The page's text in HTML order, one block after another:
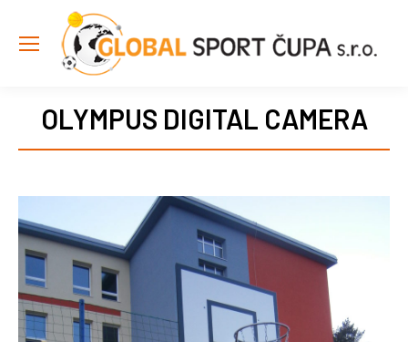
OLYMPUS DIGITAL CAMERA